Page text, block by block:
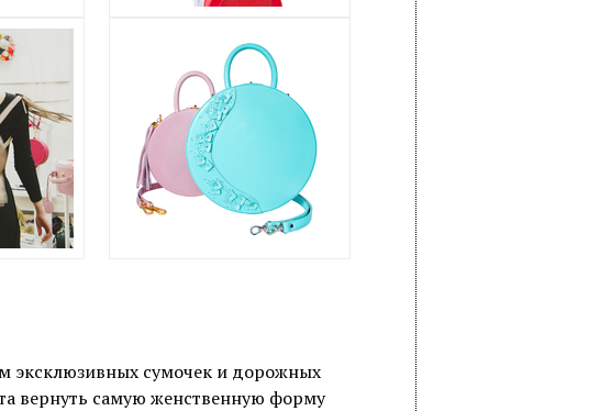
эксклюзивных сумочек и дорожных
вернуть самую женственную форму